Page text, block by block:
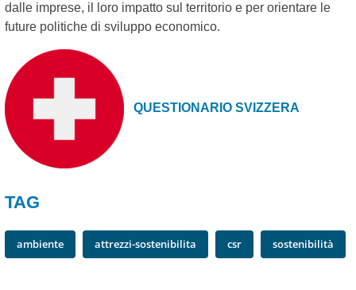
dalle imprese, il loro impatto sul territorio e per orientare le
future politiche di sviluppo economico.
QUESTIONARIO SVIZZERA
TAG
ambiente attrezzi-sostenibilita csr sostenibilità